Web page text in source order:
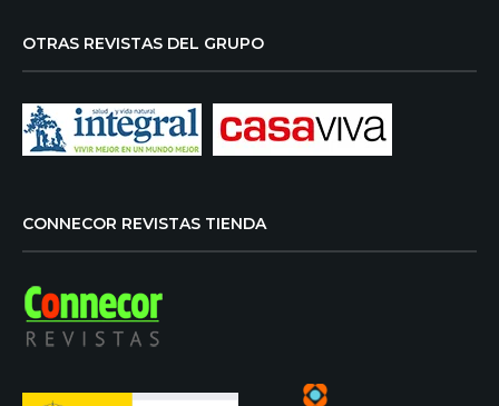
OTRAS REVISTAS DEL GRUPO
CONNECOR REVISTAS TIENDA